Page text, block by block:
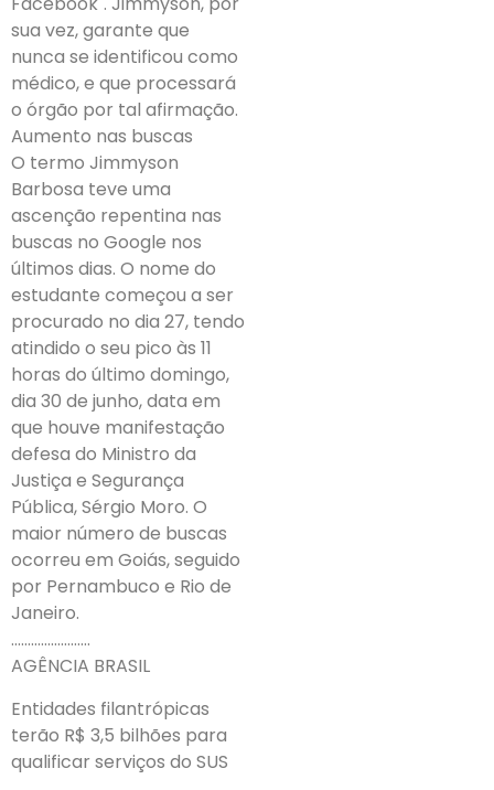
sua vez, garante que
nunca se identificou como
médico, e que processará
o órgão por tal afirmação.
Aumento nas buscas
O termo Jimmyson
Barbosa teve uma
ascenção repentina nas
buscas no Google nos
últimos dias. O nome do
estudante começou a ser
procurado no dia 27, tendo
atindido o seu pico às 11
horas do último domingo,
dia 30 de junho, data em
que houve manifestação
defesa do Ministro da
Justiça e Segurança
Pública, Sérgio Moro. O
maior número de buscas
ocorreu em Goiás, seguido
por Pernambuco e Rio de
Janeiro.
……………………
AGÊNCIA BRASIL
Entidades filantrópicas
terão R$ 3,5 bilhões para
qualificar serviços do SUS